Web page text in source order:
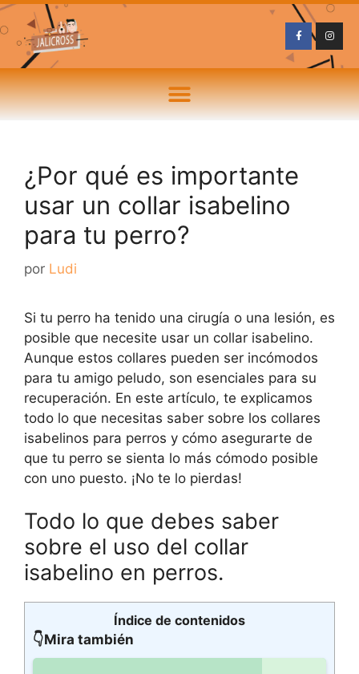
¿Por qué es importante
usar un collar isabelino
para tu perro?
por Ludi
Si tu perro ha tenido una cirugía o una lesión, es
posible que necesite usar un collar isabelino.
Aunque estos collares pueden ser incómodos
para tu amigo peludo, son esenciales para su
recuperación. En este artículo, te explicamos
todo lo que necesitas saber sobre los collares
isabelinos para perros y cómo asegurarte de
que tu perro se sienta lo más cómodo posible
con uno puesto. ¡No te lo pierdas!
Todo lo que debes saber
sobre el uso del collar
isabelino en perros.
Índice de contenidos
👇Mira también